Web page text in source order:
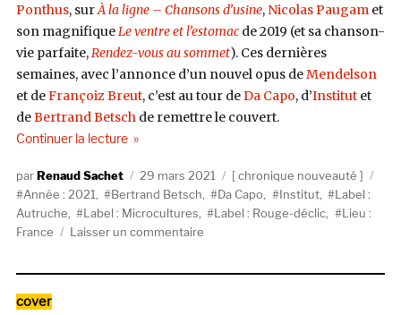
Ponthus, surÀ la ligne – Chansons d’usine, Nicolas Paugamet
son magnifiqueLe ventre et l’estomacde 2019 (et sa chanson-
vie parfaite,Rendez-vous au sommet). Ces dernières
semaines, avec l’annonce d’un nouvel opus deMendelson
et deFrançoiz Breut, c’est au tour deDa Capo, d’Institutet
deBertrand Betschde remettre le couvert.
Continuer la lecturede « Bertrand Betsch, Demande à la poussière
AuteurRenaud Sachet
Publié
le
29 mars 2021 Catégories
chronique nouveauté
Année : 2021, Bertrand Betsch, Da Capo, Institut,
Label :
Autruche, Label : Microcultures, Label : Rouge-déclic,
Lieu :
France
Laisser un commentairesur
Catégories
cover